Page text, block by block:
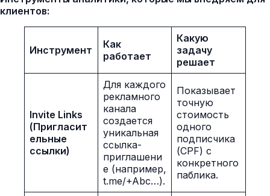
клиентов:
Инструмент
Как
работает
Какую
задачу
решает
Invite Links
(Пригласит
ельные
ссылки)
Для каждого
рекламного
канала
создается
уникальная
ссылка-
приглашени
е (например,
t.me/+Abc…).
Показывает
точную
стоимость
одного
подписчика
(CPF) с
конкретного
паблика.